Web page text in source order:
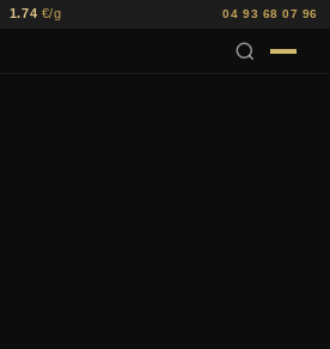
1.74 €/g 04 93 68 07 96